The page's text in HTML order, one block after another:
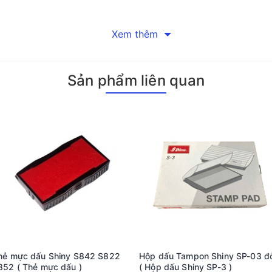
Xem thêm
Sản phẩm liên quan
mực dấu Shiny S842 S822
S852 ( Thẻ mực dấu )
Hộp dấu Tampon Shiny SP-03
( Hộp dấu Shiny SP-3 )